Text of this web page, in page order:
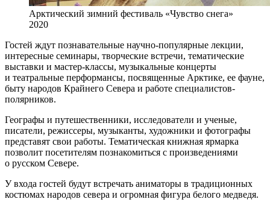
Арктический зимний фестиваль «Чувство снега»
2020
Гостей ждут познавательные научно-популярные лекции,
интересные семинары, творческие встречи, тематические
выставки и мастер-классы, музыкальные концерты
и театральные перформансы, посвященные Арктике, ее фауне,
быту народов Крайнего Севера и работе специалистов-
полярников.
Географы и путешественники, исследователи и ученые,
писатели, режиссеры, музыканты, художники и фотографы
представят свои работы. Тематическая книжная ярмарка
позволит посетителям познакомиться с произведениями
о русском Севере.
У входа гостей будут встречать аниматоры в традиционных
костюмах народов севера и огромная фигура белого медведя.